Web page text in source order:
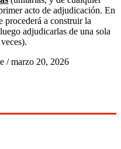
acto de adjudicación. En
procederá a construir la
adjudicarlas de una sola
/ marzo 20, 2026